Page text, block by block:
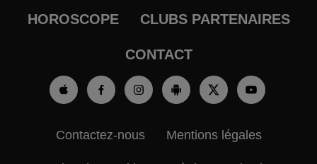
HOROSCOPE CLUBS PARTENAIRES
CONTACT
Contactez-nous Mentions légales